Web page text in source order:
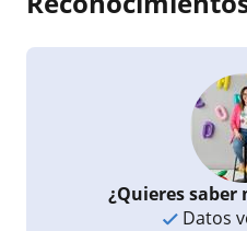
¿Quieres saber
Datos